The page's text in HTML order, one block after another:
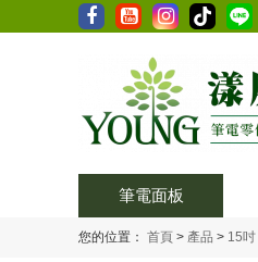
筆電面板
您的位置： 首頁 > 產品 > 15吋